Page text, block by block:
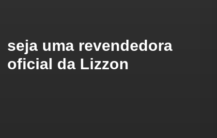
seja uma revendedora
oficial da Lizzon